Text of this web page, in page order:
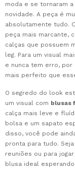
moda e se tornaram
novidade. A peça é
absolutamente tudo.
peça mais marcante,
calças que possuem
leg. Para um visual
e nunca tem erro, por
mais perfeito que
O segredo do look
um visual com blusas
calça mais leve e
bolsa e um sapato
disso, você pode
pronta para tudo.
reuniões ou para
blusa ideal